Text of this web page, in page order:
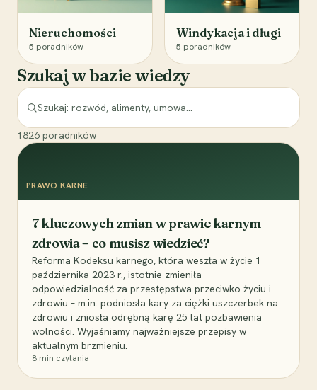
Nieruchomości
5 poradników
Windykacja i długi
5 poradników
Szukaj w bazie wiedzy
1826 poradników
PRAWO KARNE
7 kluczowych zmian w prawie karnym
zdrowia – co musisz wiedzieć?
Reforma Kodeksu karnego, która weszła w życie 1
października 2023 r., istotnie zmieniła
odpowiedzialność za przestępstwa przeciwko życiu i
zdrowiu – m.in. podniosła kary za ciężki uszczerbek na
zdrowiu i zniosła odrębną karę 25 lat pozbawienia
wolności. Wyjaśniamy najważniejsze przepisy w
aktualnym brzmieniu.
8 min czytania